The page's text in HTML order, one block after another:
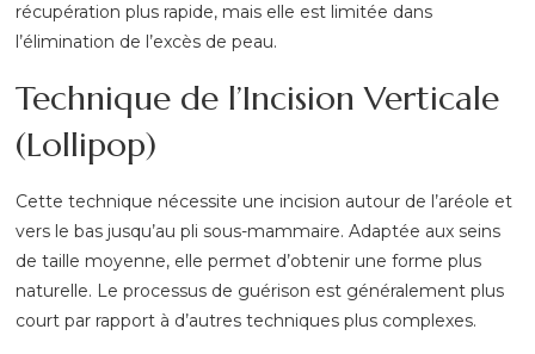
récupération plus rapide, mais elle est limitée dans
l’élimination de l’excès de peau.
Technique de l’Incision Verticale
(Lollipop)
Cette technique nécessite une incision autour de l’aréole et
vers le bas jusqu’au pli sous-mammaire. Adaptée aux seins
de taille moyenne, elle permet d’obtenir une forme plus
naturelle. Le processus de guérison est généralement plus
court par rapport à d’autres techniques plus complexes.